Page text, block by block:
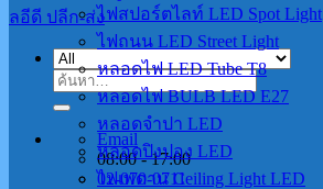
ค้นหา:
Email
08:00 - 17:00
02-070-0711
ไฟสปอร์ตไลท์ LED Spot Light
ไฟถนน LED Street Light
หลอดไฟ LED Tube T8
หลอดไฟ BULB LED E27
หลอดจำปา LED
หลอดปิงปอง LED
ไฟเพดาน Ceiling Light LED